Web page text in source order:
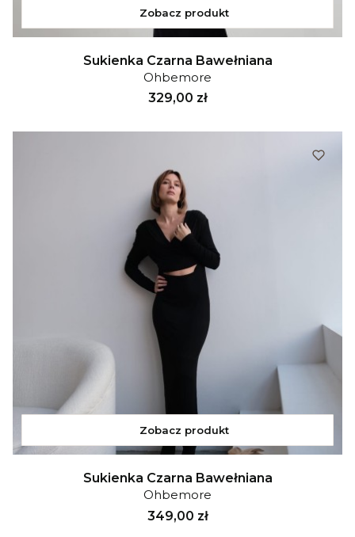
Zobacz produkt
Sukienka Czarna Bawełniana
Ohbemore
Cena
329,00 zł
Zobacz produkt
Sukienka Czarna Bawełniana
Ohbemore
Cena
349,00 zł